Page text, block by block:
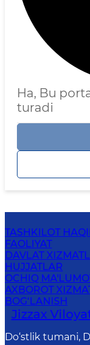
Ha, Bu
turadi
TASHKILOT
FAOLIYAT
DAVLAT
HUJJATLAR
OCHIQ
AXBOROT
BOG‘LANISH
Jizzax
Do‘stlik tumani,